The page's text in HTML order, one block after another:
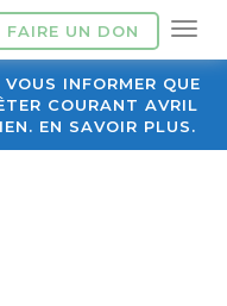
FAIRE UN DON
INFORMER QUE
COURANT AVRIL
EN SAVOIR PLUS.